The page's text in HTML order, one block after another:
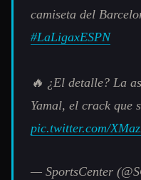
camiseta del
#LaLigaxESPN
🔥 ¿El detalle? La
Yamal, el crack que
pic.twitter.com/
— SportsCenter